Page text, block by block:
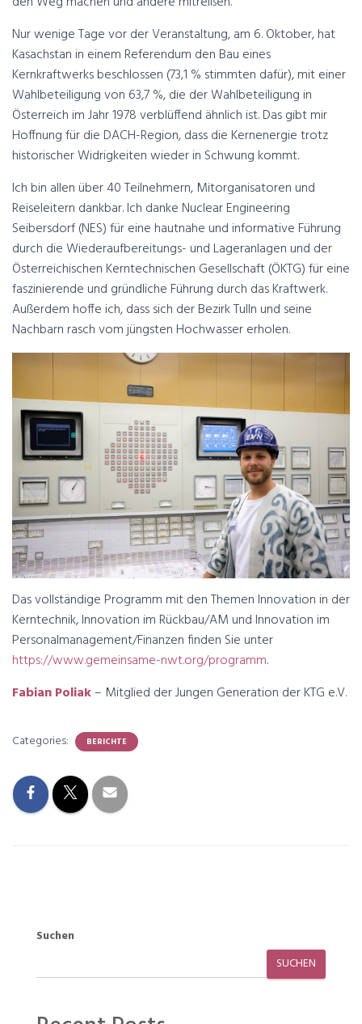
Nur wenige Tage vor der Veranstaltung, am 6. Oktober, hat
Kasachstan in einem Referendum den Bau eines
Kernkraftwerks beschlossen (73,1 % stimmten dafür), mit einer
Wahlbeteiligung von 63,7 %, die der Wahlbeteiligung in
Österreich im Jahr 1978 verblüffend ähnlich ist. Das gibt mir
Hoffnung für die DACH-Region, dass die Kernenergie trotz
historischer Widrigkeiten wieder in Schwung kommt.
Ich bin allen über 40 Teilnehmern, Mitorganisatoren und
Reiseleitern dankbar. Ich danke Nuclear Engineering
Seibersdorf (NES) für eine hautnahe und informative Führung
durch die Wiederaufbereitungs- und Lageranlagen und der
Österreichischen Kerntechnischen Gesellschaft (ÖKTG) für eine
faszinierende und gründliche Führung durch das Kraftwerk.
Außerdem hoffe ich, dass sich der Bezirk Tulln und seine
Nachbarn rasch vom jüngsten Hochwasser erholen.
Das vollständige Programm mit den Themen Innovation in der
Kerntechnik, Innovation im Rückbau/AM und Innovation im
Personalmanagement/Finanzen finden Sie unter
https://www.gemeinsame-nwt.org/programm.
Fabian Poliak– Mitglied der Jungen Generation der KTG e.V.
Categories: BERICHTE
Suchen
SUCHEN